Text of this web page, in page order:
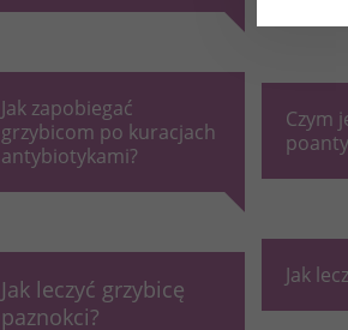
Jak zapobiegać
grzybicom po kuracjach
antybiotykami?
Czym
Jak
Jak leczyć grzybicę
paznokci?